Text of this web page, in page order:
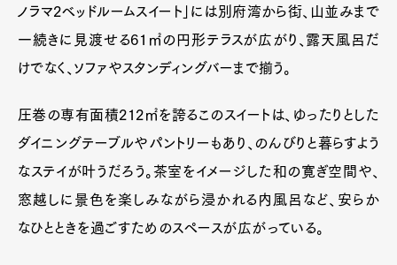
ノラマ2ベッドルームスイート」には別府湾から街、山並みまで
一続きに見渡せる61㎡の円形テラスが広がり、露天風呂だ
けでなく、ソファやスタンディングバーまで揃う。
圧巻の専有面積212㎡を誇るこのスイートは、ゆったりとした
ダイニングテーブルやパントリーもあり、のんびりと暮らすよう
なステイが叶うだろう。茶室をイメージした和の寛ぎ空間や、
窓越しに景色を楽しみながら浸かれる内風呂など、安らか
なひとときを過ごすためのスペースが広がっている。